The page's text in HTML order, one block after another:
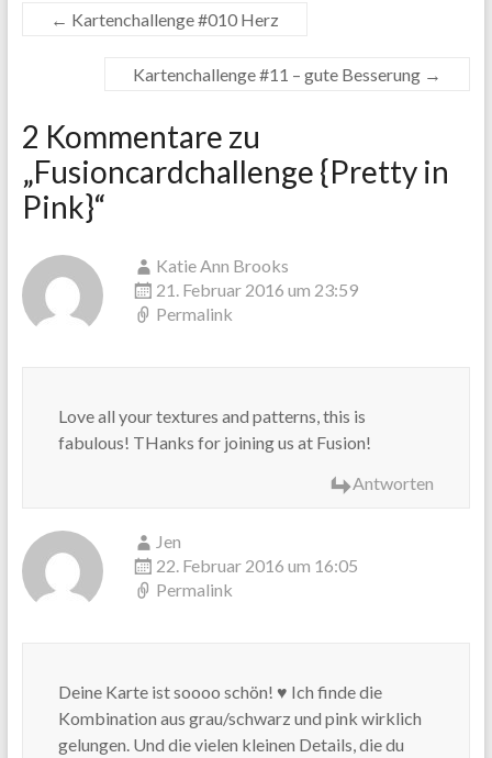
← Kartenchallenge #010 Herz
Kartenchallenge #11 – gute Besserung →
2 Kommentare zu
„Fusioncardchallenge {Pretty in
Pink}“
Katie Ann Brooks
21. Februar 2016 um 23:59
Permalink
Love all your textures and patterns, this is
fabulous! THanks for joining us at Fusion!
Antworten
Jen
22. Februar 2016 um 16:05
Permalink
Deine Karte ist soooo schön! ♥ Ich finde die
Kombination aus grau/schwarz und pink wirklich
gelungen. Und die vielen kleinen Details, die du